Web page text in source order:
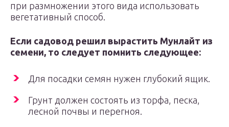
при размножении этого вида использовать
вегетативный способ.
Если садовод решил вырастить Мунлайт из
семени, то следует помнить следующее:
Для посадки семян нужен глубокий ящик.
Грунт должен состоять из торфа, песка,
лесной почвы и перегноя.